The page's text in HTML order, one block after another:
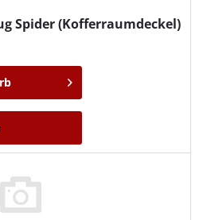
Spider (Kofferraumdeckel)